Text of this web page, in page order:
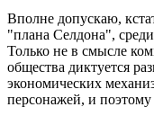
Вполне допускаю,
"плана Селдона",
Только не в смысле
общества диктуется
экономических
персонажей, и